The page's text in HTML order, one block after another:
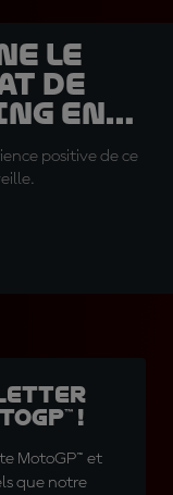
le
de
en
positive de ce
!
MotoGP™ et
que notre